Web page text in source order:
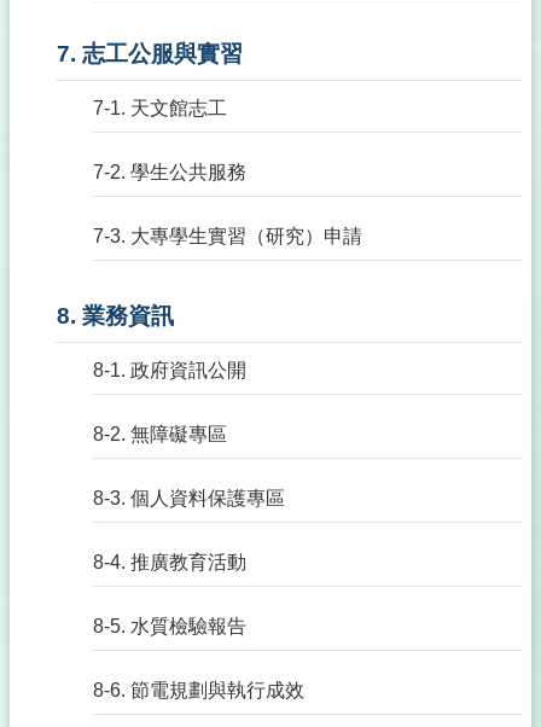
7. 志工公服與實習
7-1. 天文館志工
7-2. 學生公共服務
7-3. 大專學生實習（研究）申請
8. 業務資訊
8-1. 政府資訊公開
8-2. 無障礙專區
8-3. 個人資料保護專區
8-4. 推廣教育活動
8-5. 水質檢驗報告
8-6. 節電規劃與執行成效